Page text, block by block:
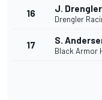
16 J. Drengler
Drengler
17 S.
Black Armor